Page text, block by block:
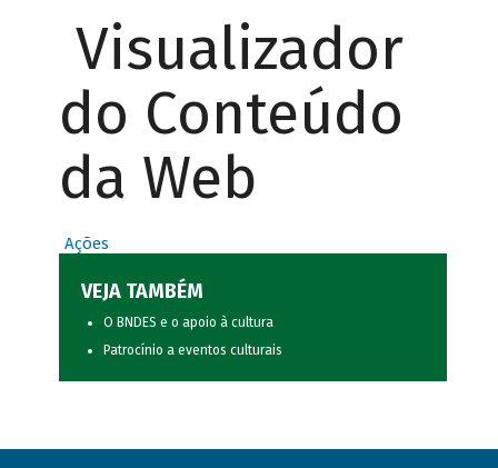
Visualizador
do Conteúdo
da Web
Ações
VEJA TAMBÉM
O BNDES e o apoio à cultura
Patrocínio a eventos culturais